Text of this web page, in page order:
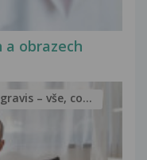
obrazech
– vše, co...